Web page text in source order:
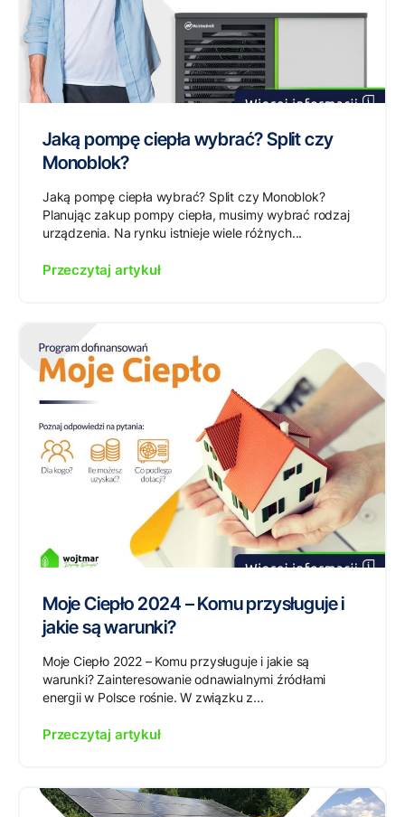
Jaką pompę ciepła wybrać? Split czy
Monoblok?
Jaką pompę ciepła wybrać? Split czy Monoblok?
Planując zakup pompy ciepła, musimy wybrać rodzaj
urządzenia. Na rynku istnieje wiele różnych...
Przeczytaj artykuł
Moje Ciepło 2024 – Komu przysługuje i
jakie są warunki?
Moje Ciepło 2022 – Komu przysługuje i jakie są
warunki? Zainteresowanie odnawialnymi źródłami
energii w Polsce rośnie. W związku z...
Przeczytaj artykuł